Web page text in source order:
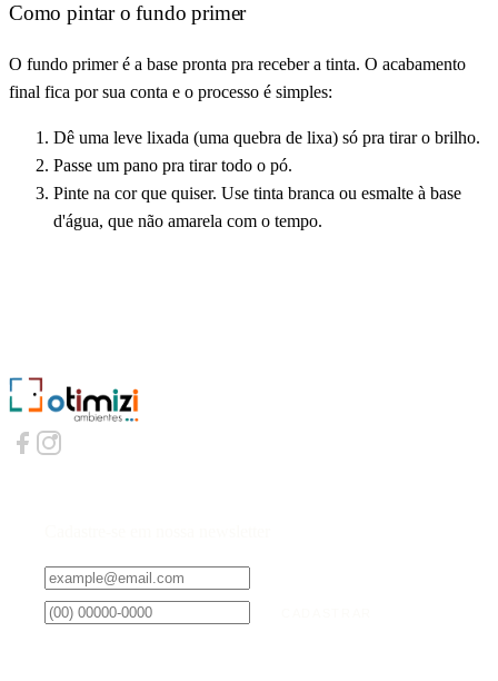
Como pintar o fundo primer
O fundo primer é a base pronta pra receber a tinta. O acabamento
final fica por sua conta e o processo é simples:
Dê uma leve lixada (uma quebra de lixa) só pra tirar o brilho.
Passe um pano pra tirar todo o pó.
Pinte na cor que quiser. Use tinta branca ou esmalte à base
d'água, que não amarela com o tempo.